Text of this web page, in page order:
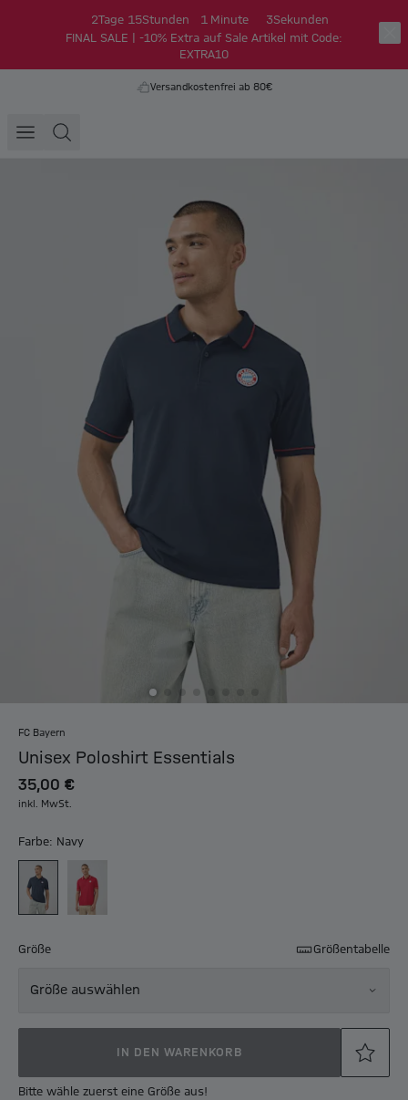
2Tage 15Stunden 1 Minute 3Sekunden
FINAL SALE | -10% Extra auf Sale Artikel mit Code:
EXTRA10
Versandkostenfrei ab 80€
FC Bayern
Unisex Poloshirt Essentials
35,00 €
inkl. MwSt.
Farbe: Navy
Größe Größentabelle
Größe auswählen
IN DEN WARENKORB
Bitte wähle zuerst eine Größe aus!